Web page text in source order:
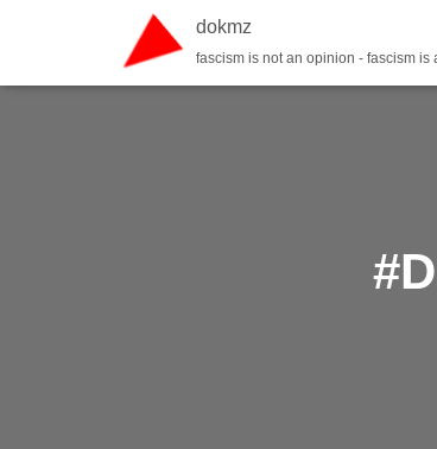
dokmz
fascism is not an opinion - fascism is